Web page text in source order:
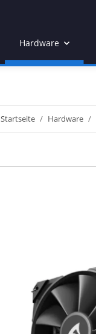
Hardware
Startseite Hardware